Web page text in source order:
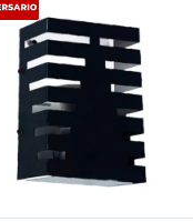
Vista rápida